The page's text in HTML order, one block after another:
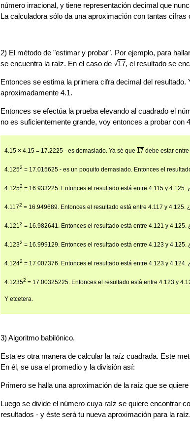
número irracional, y tiene representación decimal que
La calculadora sólo da una aproximación con tantas cifras
2) El método de "estimar y probar". Por ejemplo, para
se encuentra la raíz. En el caso de √17, el resultado se
Entonces se estima la primera cifra decimal del
aproximadamente 4.1.
Entonces se efectúa la prueba elevando al cuadrado el
no es suficientemente grande, voy entonces a probar con
4.15 × 4.15 = 17.2225 - es demasiado. Ya sé que 17 debe estar
4.1252 = 17.015625 - es un poquito demasiado. Entonces el
4.1252 = 16.933225. Entonces el resultado está entre 4.115 y 4.125.
4.1172 = 16.949689. Entonces el resultado está entre 4.117 y 4.125.
4.121 2 = 16.982641. Entonces el resultado está entre 4.121 y 4.125.
4.1232 = 16.999129. Entonces el resultado está entre 4.123 y 4.125.
4.1242 = 17.007376. Entonces el resultado está entre 4.123 y 4.124.
4.12352 = 17.00325225. Entonces el resultado está entre 4.123 y
Y etcetera.
3) Algoritmo babilónico.
Esta es otra manera de calcular la raíz cuadrada. Este
En él, se usa el promedio y la división así:
Primero se halla una aproximación de la raíz que se quiere
Luego se divide el número cuya raíz se quiere encontrar
resultados - y éste será tu nueva aproximación para la